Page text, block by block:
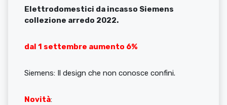
Elettrodomestici da incasso Siemens
collezione arredo 2022.
dal 1 settembre aumento 6%
Siemens: Il design che non conosce confini.
Novità: